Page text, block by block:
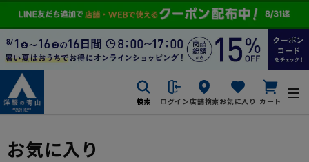
検索 ログイン店舗検索お気に入り カート
お気に入り